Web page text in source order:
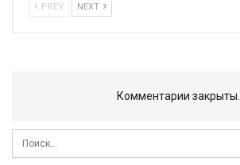
PREV NEXT
Комментарии закрыты.